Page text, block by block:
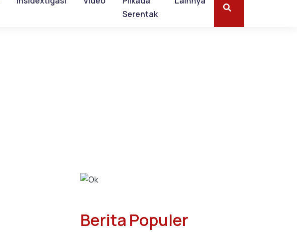
Serentak
Berita Populer